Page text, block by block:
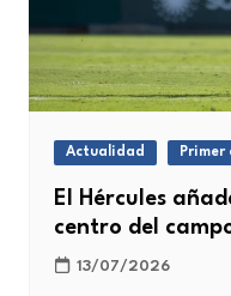
Actualidad Primer
El Hércules
centro del
13/07/2026